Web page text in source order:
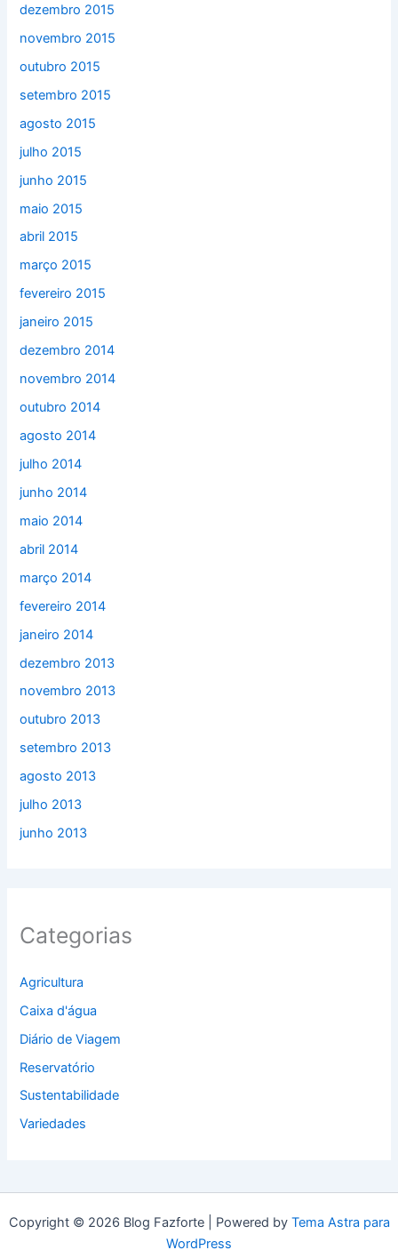
dezembro 2015
novembro 2015
outubro 2015
setembro 2015
agosto 2015
julho 2015
junho 2015
maio 2015
abril 2015
março 2015
fevereiro 2015
janeiro 2015
dezembro 2014
novembro 2014
outubro 2014
agosto 2014
julho 2014
junho 2014
maio 2014
abril 2014
março 2014
fevereiro 2014
janeiro 2014
dezembro 2013
novembro 2013
outubro 2013
setembro 2013
agosto 2013
julho 2013
junho 2013
Categorias
Agricultura
Caixa d'água
Diário de Viagem
Reservatório
Sustentabilidade
Variedades
Copyright © 2026 Blog Fazforte | Powered by Tema Astra para
WordPress